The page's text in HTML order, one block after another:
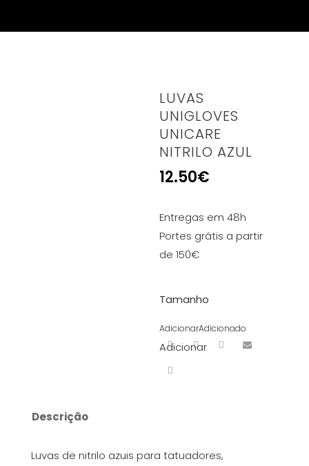
LUVAS
UNIGLOVES
UNICARE
NITRILO AZUL
12.50€
Entregas em 48h
Portes grátis a partir
de 150€
Tamanho
AdicionarAdicionado
Adicionar
Descrição
Luvas de nitrilo azuis para tatuadores,